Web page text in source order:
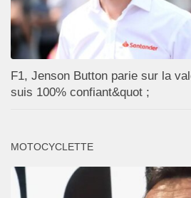
F1, Jenson Button parie sur la
suis 100% confiant&quot ;
MOTOCYCLETTE